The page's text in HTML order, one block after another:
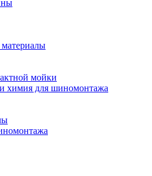
мойки
химия для шиномонтажа